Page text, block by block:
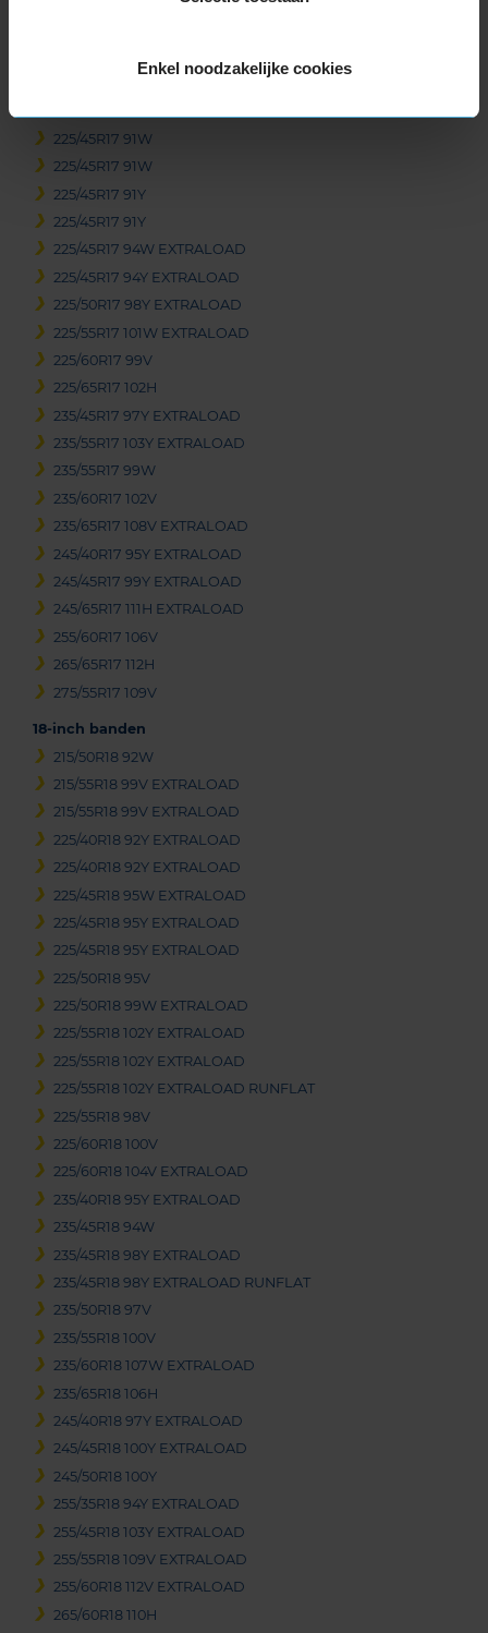
Enkel noodzakelijke cookies
225/45R17 91W
225/45R17 91W
225/45R17 91Y
225/45R17 91Y
225/45R17 94W EXTRALOAD
225/45R17 94Y EXTRALOAD
225/50R17 98Y EXTRALOAD
225/55R17 101W EXTRALOAD
225/60R17 99V
225/65R17 102H
235/45R17 97Y EXTRALOAD
235/55R17 103Y EXTRALOAD
235/55R17 99W
235/60R17 102V
235/65R17 108V EXTRALOAD
245/40R17 95Y EXTRALOAD
245/45R17 99Y EXTRALOAD
245/65R17 111H EXTRALOAD
255/60R17 106V
265/65R17 112H
275/55R17 109V
18-inch banden
215/50R18 92W
215/55R18 99V EXTRALOAD
215/55R18 99V EXTRALOAD
225/40R18 92Y EXTRALOAD
225/40R18 92Y EXTRALOAD
225/45R18 95W EXTRALOAD
225/45R18 95Y EXTRALOAD
225/45R18 95Y EXTRALOAD
225/50R18 95V
225/50R18 99W EXTRALOAD
225/55R18 102Y EXTRALOAD
225/55R18 102Y EXTRALOAD
225/55R18 102Y EXTRALOAD RUNFLAT
225/55R18 98V
225/60R18 100V
225/60R18 104V EXTRALOAD
235/40R18 95Y EXTRALOAD
235/45R18 94W
235/45R18 98Y EXTRALOAD
235/45R18 98Y EXTRALOAD RUNFLAT
235/50R18 97V
235/55R18 100V
235/60R18 107W EXTRALOAD
235/65R18 106H
245/40R18 97Y EXTRALOAD
245/45R18 100Y EXTRALOAD
245/50R18 100Y
255/35R18 94Y EXTRALOAD
255/45R18 103Y EXTRALOAD
255/55R18 109V EXTRALOAD
255/60R18 112V EXTRALOAD
265/60R18 110H